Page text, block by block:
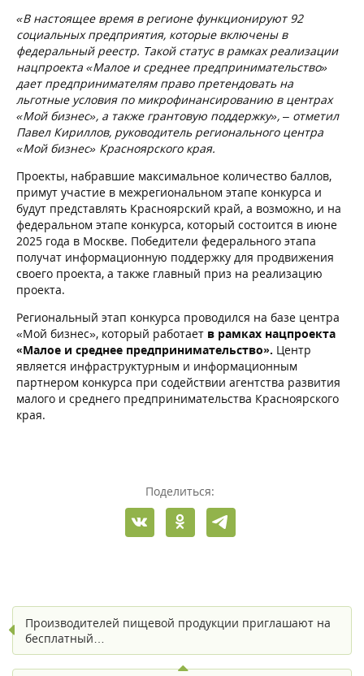
«В настоящее время в регионе функционируют 92
социальных предприятия, которые включены в
федеральный реестр. Такой статус в рамках реализации
нацпроекта «Малое и среднее предпринимательство»
дает предпринимателям право претендовать на
льготные условия по микрофинансированию в центрах
«Мой бизнес», а также грантовую поддержку», – отметил
Павел Кириллов, руководитель регионального центра
«Мой бизнес» Красноярского края.
Проекты, набравшие максимальное количество баллов,
примут участие в межрегиональном этапе конкурса и
будут представлять Красноярский край, а возможно, и на
федеральном этапе конкурса, который состоится в июне
2025 года в Москве. Победители федерального этапа
получат информационную поддержку для продвижения
своего проекта, а также главный приз на реализацию
проекта.
Региональный этап конкурса проводился на базе центра
«Мой бизнес», который работает в рамках нацпроекта
«Малое и среднее предпринимательство». Центр
является инфраструктурным и информационным
партнером конкурса при содействии агентства развития
малого и среднего предпринимательства Красноярского
края.
Поделиться:
Производителей пищевой продукции приглашают на
бесплатный…